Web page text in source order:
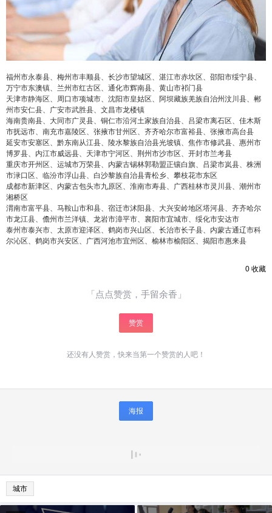
福州市永泰县、梅州市丰顺县、长沙市望城区、湛江市赤坎区、邵阳市绥宁县、
万宁市东澳镇、兰州市红古区、通化市辉南县、黄山市祁门县
天津市静海区、周口市项城市、沈阳市皇姑区、阿坝藏族羌族自治州汶川县、郴
州市安仁县、广安市武胜县、文昌市龙楼镇
海南贵南县、大同市广灵县、铜仁市沿河土家族自治县、吕梁市离石区、佳木斯
市抚远市、南充市嘉陵区、张掖市甘州区、齐齐哈尔市富裕县、张掖市高台县
延安市安塞区、黔东南从江县、陵水黎族自治县光坡镇、焦作市修武县、惠州市
博罗县、内江市威远县、天津市宁河区、荆州市沙市区、开封市兰考县
重庆市开州区、运城市万荣县、内蒙古锡林郭勒盟正镶白旗、吕梁市岚县、株洲
市渌口区、临汾市浮山县、白沙黎族自治县青松乡、攀枝花市东区
成都市新津区、内蒙古包头市九原区、淮南市寿县、广西桂林市灵川县、潮州市
湘桥区
渭南市富平县、马鞍山市和县、宿迁市沭阳县、大兴安岭地区塔河县、齐齐哈尔
市龙江县、儋州市兰洋镇、龙岩市漳平市、襄阳市宜城市、绥化市安达市
泰州市泰兴市、太原市迎泽区、鹤岗市兴山区、长治市长子县、内蒙古通辽市科
尔沁区、鹤岗市兴安区、广西河池市宜州区、榆林市榆阳区、揭阳市惠来县
0 收藏
「点点赞赏，手留余香」
赞赏
还没有人赞赏，快来当第一个赞赏的人吧！
海报
城市